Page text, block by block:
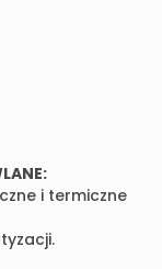
i termiczne